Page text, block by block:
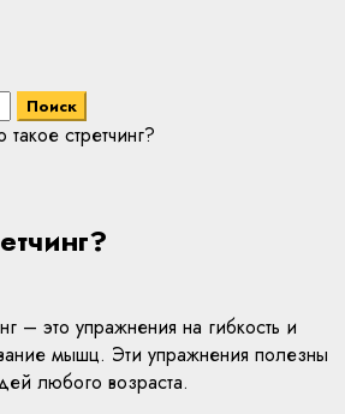
такое стретчинг?
– это упражнения на гибкость и
мышц. Эти упражнения полезны
любого возраста.